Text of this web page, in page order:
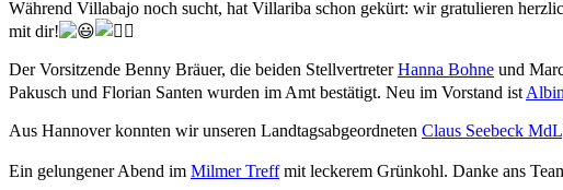
Während Villabajo noch sucht, hat Villariba schon gekürt: wir gratulieren
mit dir!
Der Vorsitzende Benny Bräuer, die beiden StellvertreterHanna Bohne und
Pakusch und Florian Santen wurden im Amt bestätigt. Neu im Vorstand ist
Aus Hannover konnten wir unseren Landtagsabgeordneten Claus Seebeck MdL
Ein gelungener Abend im Milmer Treffmit leckerem Grünkohl. Danke ans